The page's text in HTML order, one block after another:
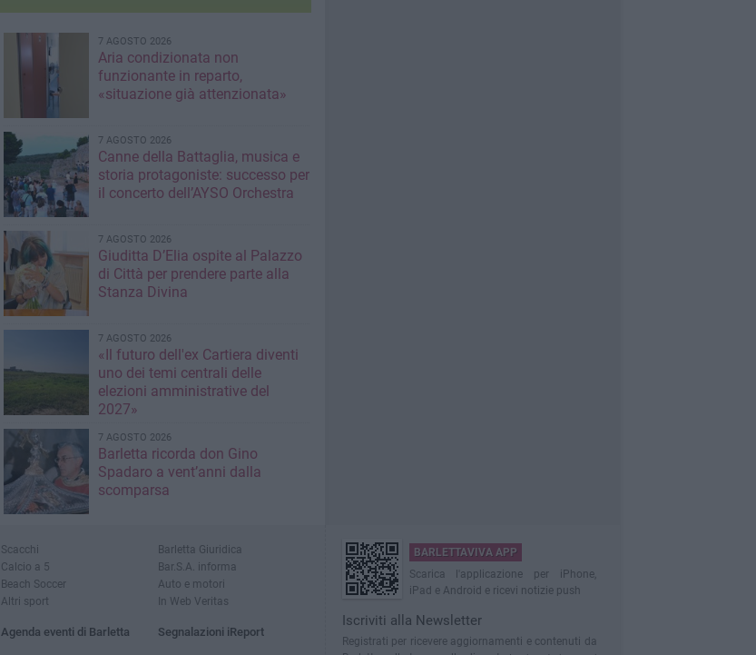
7 AGOSTO 2026
Aria condizionata non
funzionante in reparto,
«situazione già attenzionata»
7 AGOSTO 2026
Canne della Battaglia, musica e
storia protagoniste: successo per
il concerto dell’AYSO Orchestra
7 AGOSTO 2026
Giuditta D’Elia ospite al Palazzo
di Città per prendere parte alla
Stanza Divina
7 AGOSTO 2026
«Il futuro dell'ex Cartiera diventi
uno dei temi centrali delle
elezioni amministrative del
2027»
7 AGOSTO 2026
Barletta ricorda don Gino
Spadaro a vent’anni dalla
scomparsa
Scacchi
Calcio a 5
Beach Soccer
Altri sport
Agenda eventi di Barletta
Barletta Giuridica
Bar.S.A. informa
Auto e motori
In Web Veritas
Segnalazioni iReport
BARLETTAVIVA APP
Scarica l'applicazione per iPhone,
iPad e Android e ricevi notizie push
Iscriviti alla Newsletter
Registrati per ricevere aggiornamenti e contenuti da